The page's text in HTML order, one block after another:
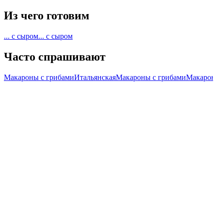
Из чего готовим
... с сыром... с сыром
Часто спрашивают
Макароны с грибамиИтальянскаяМакароны с грибами